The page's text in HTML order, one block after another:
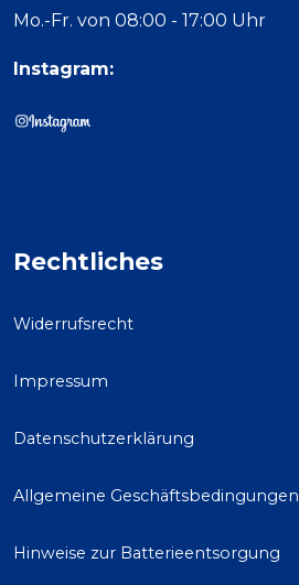
Mo.-Fr. von 08:00 - 17:00 Uhr
Instagram:
Rechtliches
Widerrufsrecht
Impressum
Datenschutzerklärung
Allgemeine Geschäftsbedingungen
Hinweise zur Batterieentsorgung